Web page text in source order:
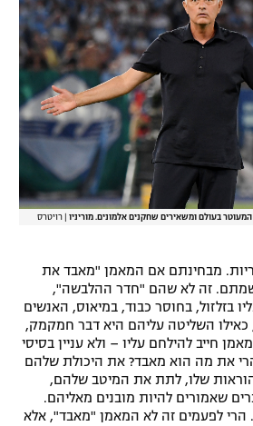
בעולם ומשאירים שחקנים אלמונים. מוריניו רויטרס
מבחינתם אם המאמן "מאבד את
זה לא שהם "חדר ההלבשה",
בזלזול, בחוסר כבוד, במיאוס, האנשים
השליטה עליהם היא דבר חמקמק,
חייב להילחם עליו – ולא עניין בסיסי
את מה הוא מאבד? את היכולת שלהם
שלו, לתת את המיטב שלהם,
שאמורים להיות מובנים מאליהם.
הרי לפעמים זה לא המאמן "מאבד", אלא